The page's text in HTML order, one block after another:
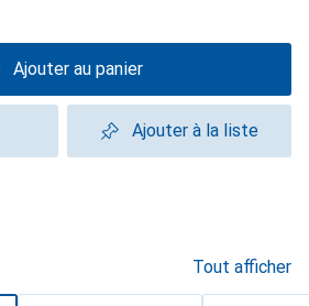
Ajouter au panier
Ajouter à la liste
Tout afficher